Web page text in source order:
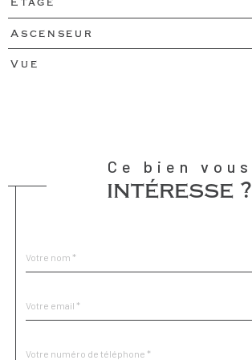
Ascenseur
Vue
Ce bien vous
intéresse ?
par
*
*
*